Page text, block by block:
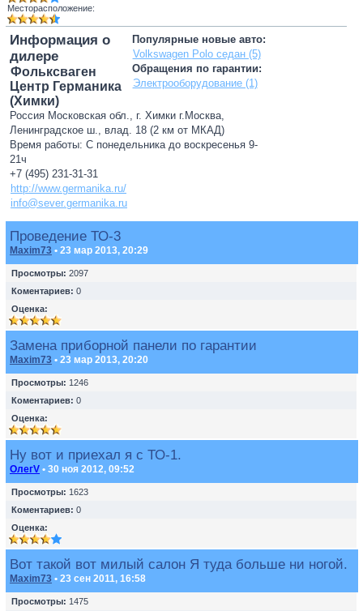
Месторасположение:
Популярные новые авто:
Volkswagen Polo седан (5)
Обращения по гарантии:
Электрооборудование (1)
Информация о
дилере
Фольксваген
Центр Германика
(Химки)
Россия Московская обл., г. Химки г.Москва,
Ленинградское ш., влад. 18 (2 км от МКАД)
Время работы: С понедельника до воскресенья 9-
21ч
+7 (495) 231-31-31
http://www.germanika.ru/
info@sever.germanika.ru
Проведение ТО-3
Maxim73 • 23 мар 2013, 20:29
Просмотры: 2097
Коментариев: 0
Оценка:
Замена приборной панели по гарантии
Maxim73 • 23 мар 2013, 20:20
Просмотры: 1246
Коментариев: 0
Оценка:
Ну вот и приехал я с ТО-1.
ОлегV • 30 ноя 2012, 09:52
Просмотры: 1623
Коментариев: 0
Оценка:
Вот такой вот милый салон Я туда больше ни ногой.
Maxim73 • 23 сен 2011, 16:58
Просмотры: 1475